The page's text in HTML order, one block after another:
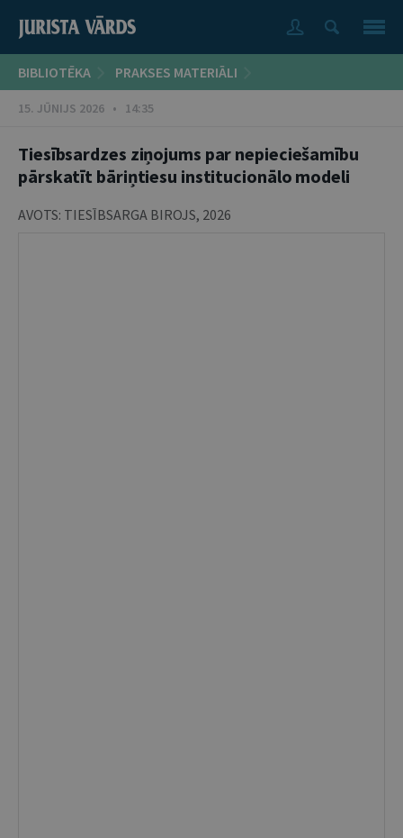
BIBLIOTĒKA PRAKSES MATERIĀLI
15. JŪNIJS 2026 • 14:35
Tiesībsardzes ziņojums par nepieciešamību
pārskatīt bāriņtiesu institucionālo modeli
AVOTS: TIESĪBSARGA BIROJS, 2026